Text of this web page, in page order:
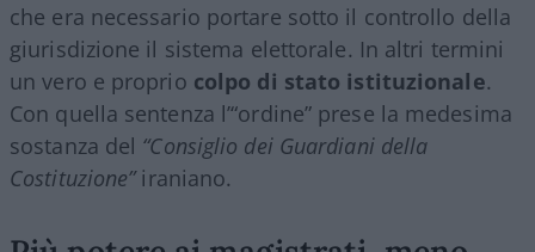
che era necessario portare sotto il controllo della
giurisdizione il sistema elettorale. In altri termini
un vero e proprio colpo di stato istituzionale.
Con quella sentenza l’“ordine” prese la medesima
sostanza del “Consiglio dei Guardiani della
Costituzione”iraniano.